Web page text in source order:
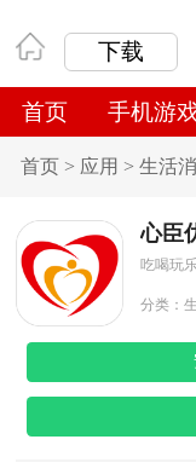
下载
首页 手机游
首页 > 应用 > 生活
心臣
吃喝玩
分类：